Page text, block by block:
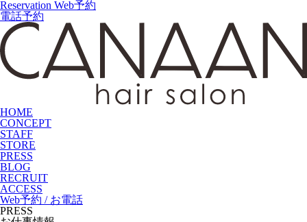
Reservation Web予約
電話予約
HOME
CONCEPT
STAFF
STORE
PRESS
BLOG
RECRUIT
ACCESS
Web予約 / お電話
PRESS